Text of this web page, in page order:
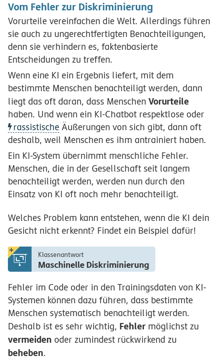
Vom Fehler zur Diskriminierung
Vorurteile vereinfachen die Welt. Allerdings führen
sie auch zu ungerechtfertigten Benachteiligungen,
denn sie verhindern es, faktenbasierte
Entscheidungen zu treffen.
Wenn eine KI ein Ergebnis liefert, mit dem
bestimmte Menschen benachteiligt werden, dann
liegt das oft daran, dass Menschen Vorurteile
haben. Und wenn ein KI-Chatbot respektlose oder
rassistische Äußerungen von sich gibt, dann oft
deshalb, weil Menschen es ihm antrainiert haben.
Ein KI-System übernimmt menschliche Fehler.
Menschen, die in der Gesellschaft seit langem
benachteiligt werden, werden nun durch den
Einsatz von KI oft noch mehr benachteiligt.
Welches Problem kann entstehen, wenn die KI dein
Gesicht nicht erkennt? Findet ein Beispiel dafür!
Klassenantwort
Maschinelle Diskriminierung
Fehler im Code oder in den Trainingsdaten von KI-
Systemen können dazu führen, dass bestimmte
Menschen systematisch benachteiligt werden.
Deshalb ist es sehr wichtig, Fehler möglichst zu
vermeiden oder zumindest rückwirkend zu
beheben.